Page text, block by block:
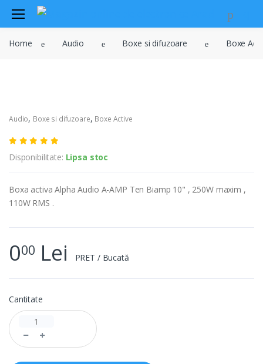
Audio
Sisteme de securitate si
GSM
Retelistica , periferice PC
Cabluri
Scule si dispozitive
Home Audio Boxe si difuzoare Boxe
Audio, Boxe si difuzoare, Boxe Active
Disponibilitate: Lipsa stoc
Boxa activa Alpha Audio A-AMP Ten Biamp 10" , 250W maxim ,
110W RMS .
000 Lei PRET / Bucată
Cantitate